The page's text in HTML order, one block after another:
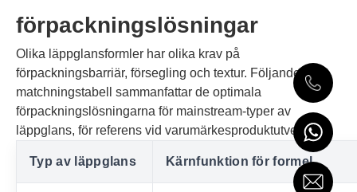
förpackningslösningar
Olika läppglansformler har olika krav på
förpackningsbarriär, försegling och textur. Följande
matchningstabell sammanfattar de optimala
förpackningslösningarna för mainstream-typer av
läppglans, för referens vid varumärkesproduktutveckling.
Typ av läppglans Kärnfunktion för formel